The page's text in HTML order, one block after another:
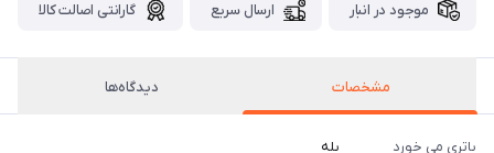
موجود در انبار ارسال سریع گارانتی اصالت کالا
مشخصات دیدگاه‌ها
باتری می خورد بله